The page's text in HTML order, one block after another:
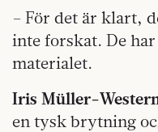
– För det är klart,
inte forskat. De
materialet.
Iris Müller-
en tysk brytning